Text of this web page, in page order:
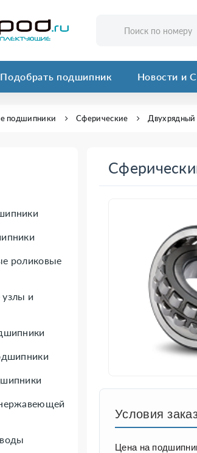
Подобрать подшипник Новости и
подшипники Сферические Двухрядный
роликовые
и
Условия
Цена на